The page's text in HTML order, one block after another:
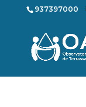
937397000